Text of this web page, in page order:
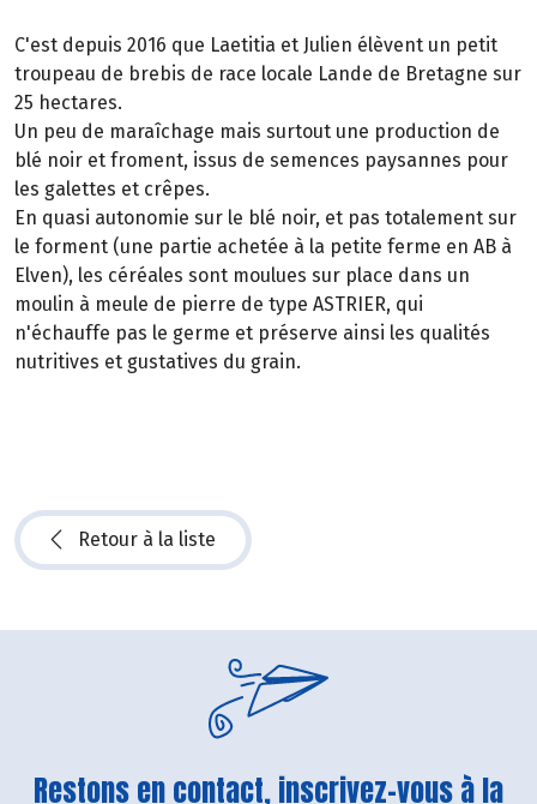
C'est depuis 2016 que Laetitia et Julien élèvent un petit
troupeau de brebis de race locale Lande de Bretagne sur
25 hectares.
Un peu de maraîchage mais surtout une production de
blé noir et froment, issus de semences paysannes pour
les galettes et crêpes.
En quasi autonomie sur le blé noir, et pas totalement sur
le forment (une partie achetée à la petite ferme en AB à
Elven), les céréales sont moulues sur place dans un
moulin à meule de pierre de type ASTRIER, qui
n'échauffe pas le germe et préserve ainsi les qualités
nutritives et gustatives du grain.
Retour à la liste
Restons en contact, inscrivez-vous à la